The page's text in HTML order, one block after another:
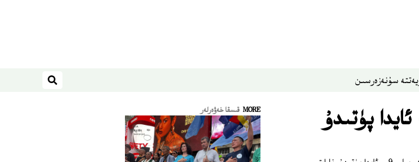
يەتتە سۇنەزەرسىن ئىزدەش
MORE قىسقا خەۋەرلەر